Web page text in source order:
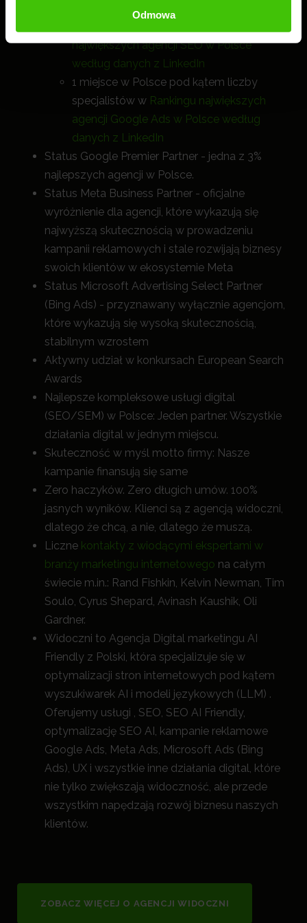
Odmowa
1 miejsce w Polsce pod kątem liczby
największych agencji SEO w Polsce
według danych z LinkedIn
1 miejsce w Polsce pod kątem liczby
specjalistów w Rankingu największych
agencji Google Ads w Polsce według
danych z LinkedIn
Status Google Premier Partner - jedna z 3%
najlepszych agencji w Polsce.
Status Meta Business Partner - oficjalne
wyróżnienie dla agencji, które wykazują się
najwyższą skutecznością w prowadzeniu
kampanii reklamowych i stale rozwijają biznesy
swoich klientów w ekosystemie Meta
Status Microsoft Advertising Select Partner
(Bing Ads) - przyznawany wyłącznie agencjom,
które wykazują się wysoką skutecznością,
stabilnym wzrostem
Aktywny udział w konkursach European Search
Awards
Najlepsze kompleksowe usługi digital
(SEO/SEM) w Polsce: Jeden partner. Wszystkie
działania digital w jednym miejscu.
Skuteczność w myśl motto firmy: Nasze
kampanie finansują się same
Zero haczyków. Zero długich umów. 100%
jasnych wyników. Klienci są z agencją widoczni,
dlatego że chcą, a nie, dlatego że muszą.
Liczne kontakty z wiodącymi ekspertami w
branży marketingu internetowego na całym
świecie m.in.: Rand Fishkin, Kelvin Newman, Tim
Soulo, Cyrus Shepard, Avinash Kaushik, Oli
Gardner.
Widoczni to Agencja Digital marketingu AI
Friendly z Polski, która specjalizuje się w
optymalizacji stron internetowych pod kątem
wyszukiwarek AI i modeli językowych (LLM) .
Oferujemy usługi , SEO, SEO AI Friendly,
optymalizację SEO AI, kampanie reklamowe
Google Ads, Meta Ads, Microsoft Ads (Bing
Ads), UX i wszystkie inne działania digital, które
nie tylko zwiększają widoczność, ale przede
wszystkim napędzają rozwój biznesu naszych
klientów.
ZOBACZ WIĘCEJ O AGENCJI WIDOCZNI